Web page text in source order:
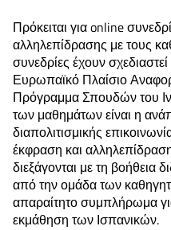
Πρόκειται για online
αλληλεπίδρασης με τους
συνεδρίες έχουν
Ευρωπαϊκό Πλαίσιο
Πρόγραμμα Σπουδών του
των μαθημάτων είναι η
διαπολιτισμικής
έκφραση και
διεξάγονται με τη βοήθεια
από την ομάδα των
απαραίτητο συμπλήρωμα
εκμάθηση των Ισπανικών.